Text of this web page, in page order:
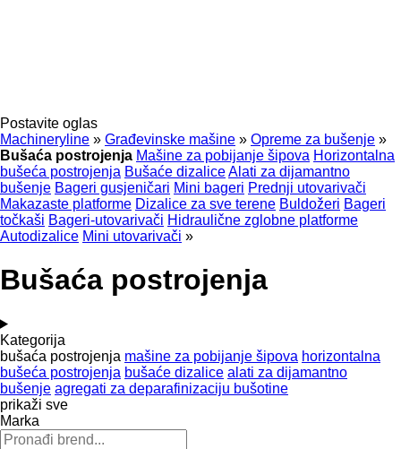
Postavite oglas
Machineryline » Građevinske mašine » Opreme za bušenje »
Bušaća postrojenja Mašine za pobijanje šipova Horizontalna
bušeća postrojenja Bušaće dizaliceAlati za dijamantno
bušenje Bageri gusjeničari Mini bageri Prednji utovarivači
Makazaste platforme Dizalice za sve terene Buldožeri Bageri
točkaši Bageri-utovarivači Hidraulične zglobne platforme
Autodizalice Mini utovarivači »
Bušaća postrojenja
Kategorija
bušaća postrojenja mašine za pobijanje šipova horizontalna
bušeća postrojenja bušaće dizalice alati za dijamantno
bušenje agregati za deparafinizaciju bušotine
prikaži sve
Marka